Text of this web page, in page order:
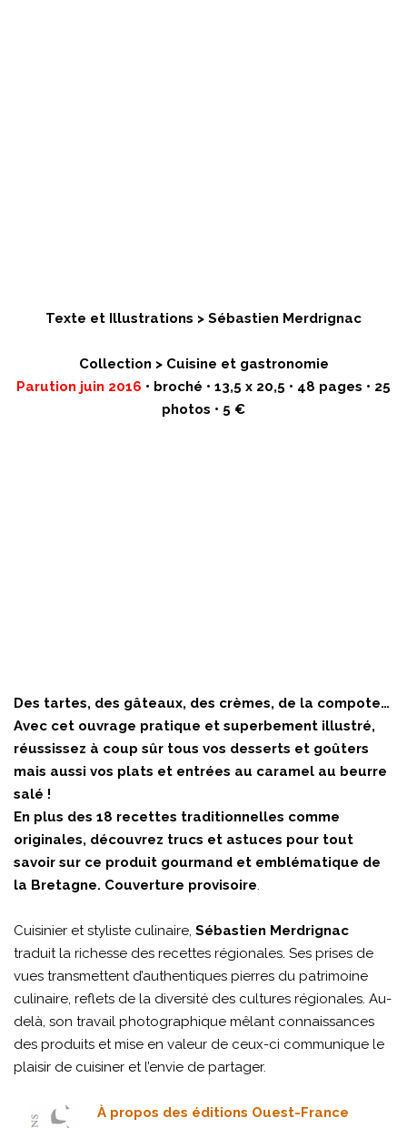
Texte et Illustrations > Sébastien Merdrignac
Collection > Cuisine et gastronomie
Parution juin 2016 • broché • 13,5 x 20,5 • 48 pages • 25
photos • 5 €
Des tartes, des gâteaux, des crèmes, de la compote…
Avec cet ouvrage pratique et superbement illustré,
réussissez à coup sûr tous vos desserts et goûters
mais aussi vos plats et entrées au caramel au beurre
salé !
En plus des 18 recettes traditionnelles comme
originales, découvrez trucs et astuces pour tout
savoir sur ce produit gourmand et emblématique de
la Bretagne. Couverture provisoire.
Cuisinier et styliste culinaire, Sébastien Merdrignac
traduit la richesse des recettes régionales. Ses prises de
vues transmettent d’authentiques pierres du patrimoine
culinaire, reflets de la diversité des cultures régionales. Au-
delà, son travail photographique mêlant connaissances
des produits et mise en valeur de ceux-ci communique le
plaisir de cuisiner et l’envie de partager.
À propos des éditions Ouest-France